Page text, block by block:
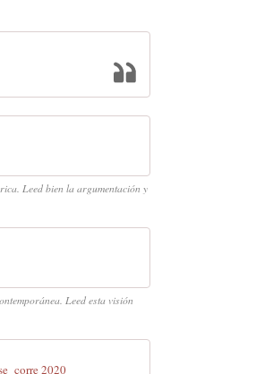
Leed bien la argumentación y
Leed esta visión
2020